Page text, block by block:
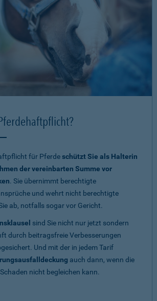
für Pferdeschützt Sie als Halterin
der vereinbarten Summe vor
. Sie übernimmt berechtigte
und wehrt nicht berechtigte
ab, notfalls sogar vor Gericht.
sind Sie nicht nur jetzt sondern
durch beitragsfreie Verbesserungen
Und mit der in jedem Tarif
auch dann, wenn die
nicht begleichen kann.